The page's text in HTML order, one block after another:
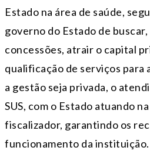
Estado na área de saúde,
governo do Estado de
concessões, atrair o capital
qualificação de serviços para
a gestão seja privada, o
SUS, com o Estado atuando
fiscalizador, garantindo os
funcionamento da instituição.